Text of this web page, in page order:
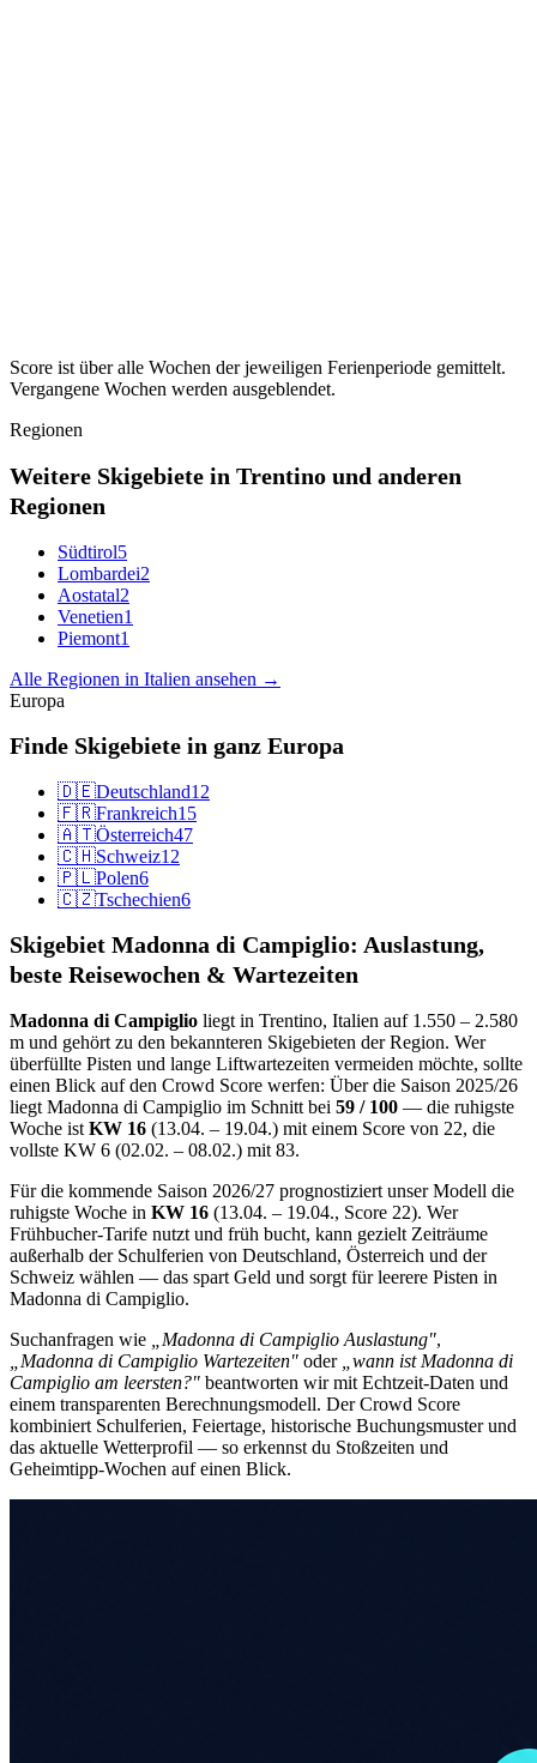
Score ist über alle Wochen der jeweiligen Ferienperiode gemittelt.
Vergangene Wochen werden ausgeblendet.
Regionen
Weitere Skigebiete in Trentino und anderen
Regionen
Südtirol5
Lombardei2
Aostatal2
Venetien1
Piemont1
Alle Regionen in Italien ansehen →
Europa
Finde Skigebiete in ganz Europa
🇩🇪Deutschland12
🇫🇷Frankreich15
🇦🇹Österreich47
🇨🇭Schweiz12
🇵🇱Polen6
🇨🇿Tschechien6
Skigebiet Madonna di Campiglio: Auslastung,
beste Reisewochen & Wartezeiten
Madonna di Campiglio liegt in Trentino, Italien auf 1.550 – 2.580
m und gehört zu den bekannteren Skigebieten der Region. Wer
überfüllte Pisten und lange Liftwartezeiten vermeiden möchte, sollte
einen Blick auf den Crowd Score werfen: Über die Saison 2025/26
liegt Madonna di Campiglio im Schnitt bei 59 / 100 — die ruhigste
Woche ist KW 16 (13.04. – 19.04.) mit einem Score von 22, die
vollste KW 6 (02.02. – 08.02.) mit 83.
Für die kommende Saison 2026/27 prognostiziert unser Modell die
ruhigste Woche in KW 16 (13.04. – 19.04., Score 22). Wer
Frühbucher-Tarife nutzt und früh bucht, kann gezielt Zeiträume
außerhalb der Schulferien von Deutschland, Österreich und der
Schweiz wählen — das spart Geld und sorgt für leerere Pisten in
Madonna di Campiglio.
Suchanfragen wie
„Madonna di Campiglio Auslastung",
„Madonna di Campiglio Wartezeiten" oder
„wann ist Madonna di
Campiglio am leersten?" beantworten wir mit Echtzeit-Daten und
einem transparenten Berechnungsmodell. Der Crowd Score
kombiniert Schulferien, Feiertage, historische Buchungsmuster und
das aktuelle Wetterprofil — so erkennst du Stoßzeiten und
Geheimtipp-Wochen auf einen Blick.